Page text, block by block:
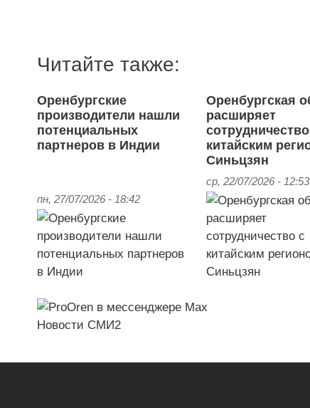
Читайте также:
Оренбургские
производители нашли
потенциальных
партнеров в Индии
пн, 27/07/2026 - 18:42
Оренбургская
расширяет
китайским
Синьцзян
ср, 22/07/2026 - 12:53
Новости СМИ2